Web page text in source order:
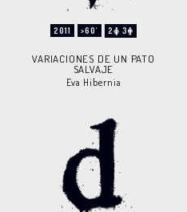
2011 >60' 2 3
VARIACIONES DE UN PATO
SALVAJE
Eva Hibernia